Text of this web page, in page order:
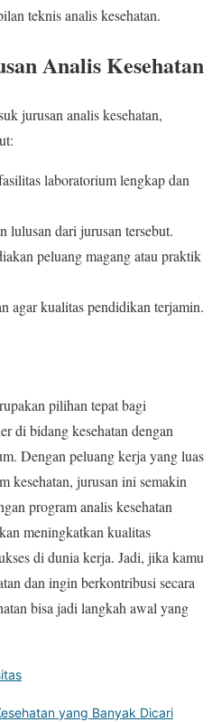
teknis analis kesehatan.
Analis Kesehatan
jurusan analis kesehatan,
laboratorium lengkap dan
lulusan dari jurusan tersebut.
peluang magang atau praktik
agar kualitas pendidikan terjamin.
pilihan tepat bagi
di bidang kesehatan dengan
Dengan peluang kerja yang luas
kesehatan, jurusan ini semakin
program analis kesehatan
meningkatkan kualitas
di dunia kerja. Jadi, jika kamu
dan ingin berkontribusi secara
bisa jadi langkah awal yang
yang Banyak Dicari